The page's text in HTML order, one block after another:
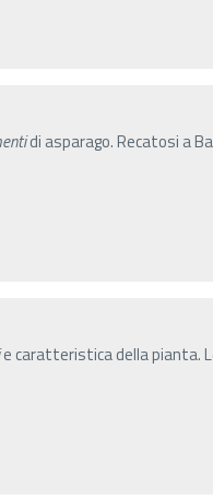
di asparago. Recatosi a
e caratteristica della pianta.